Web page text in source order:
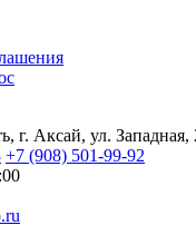
г. Аксай, ул. Западная,
+7 (908) 501-99-92